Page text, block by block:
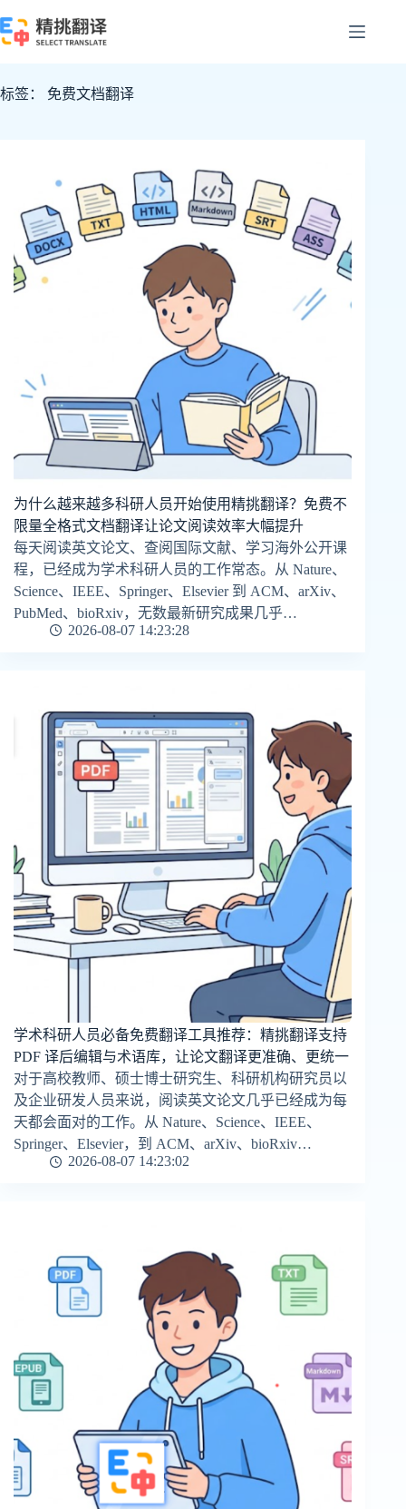
至
标签：
免费文档翻译
为什么越来越多科研人员开始使用精挑翻译？免费不
限量全格式文档翻译让论文阅读效率大幅提升
每天阅读英文论文、查阅国际文献、学习海外公开课
程，已经成为学术科研人员的工作常态。从 Nature、
Science、IEEE、Springer、Elsevier 到 ACM、arXiv、
PubMed、bioRxiv，无数最新研究成果几乎…
2026-08-07 14:23:28
学术科研人员必备免费翻译工具推荐：精挑翻译支持
PDF 译后编辑与术语库，让论文翻译更准确、更统一
对于高校教师、硕士博士研究生、科研机构研究员以
及企业研发人员来说，阅读英文论文几乎已经成为每
天都会面对的工作。从 Nature、Science、IEEE、
Springer、Elsevier，到 ACM、arXiv、bioRxiv…
2026-08-07 14:23:02